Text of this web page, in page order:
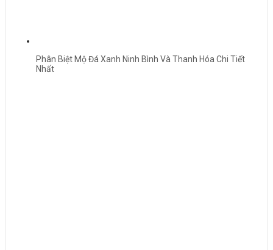
Phân Biệt Mộ Đá Xanh Ninh Bình Và Thanh Hóa Chi Tiết
Nhất